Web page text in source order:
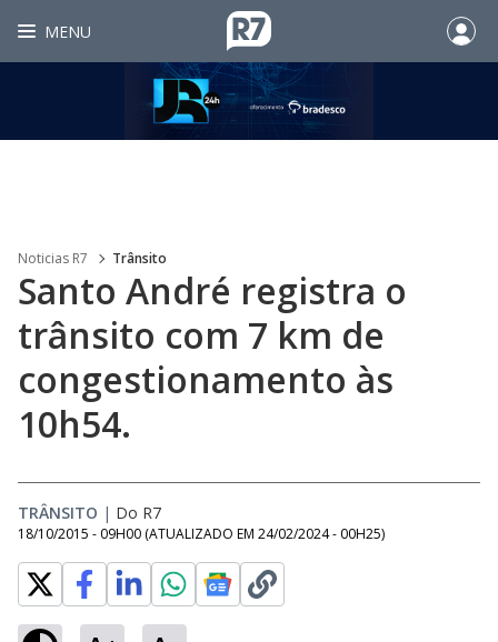
MENU
Noticias R7 Trânsito
Santo André registra o
trânsito com 7 km de
congestionamento às
10h54.
TRÂNSITO | Do R7
18/10/2015 - 09H00 (ATUALIZADO EM 24/02/2024 - 00H25)